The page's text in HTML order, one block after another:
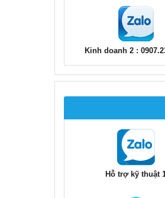
Kinh doanh 2 :
Hỗ trợ kỹ thuật